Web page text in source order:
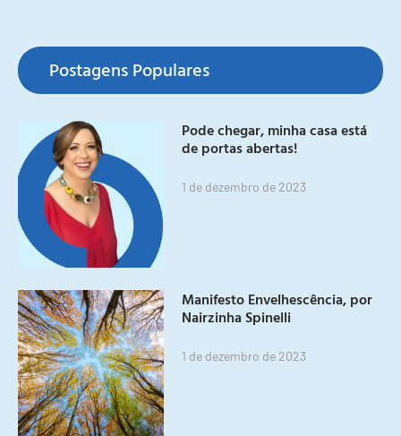
Postagens Populares
Pode chegar, minha casa está
de portas abertas!
1 de dezembro de 2023
Manifesto Envelhescência, por
Nairzinha Spinelli
1 de dezembro de 2023